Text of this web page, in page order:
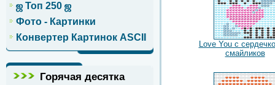
ஜ Топ 250 ஜ
Фото - Картинки
Конвертер Картинок ASCII
Горячая десятка
Love You с
смайликов